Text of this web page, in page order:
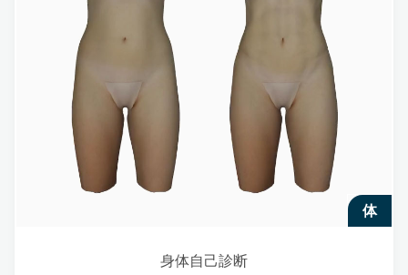
体
身体自己診断